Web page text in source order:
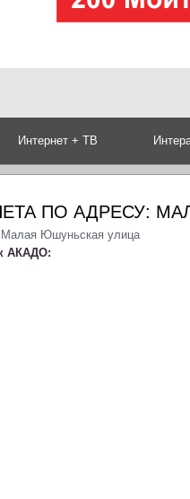
Интернет + ТВ
ПО АДРЕСУ:
Малая Юшуньская улица
АКАДО: